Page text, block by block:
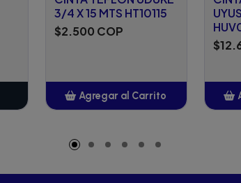
3/4 X 15 MTS HT10115
$2.500 COP
Agregar al Carrito